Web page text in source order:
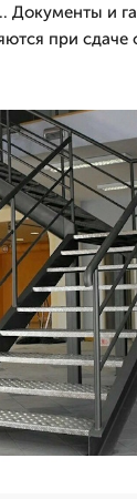
Документы и
при сдаче